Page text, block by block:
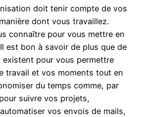
doit tenir compte de vos
dont vous travaillez.
connaître pour vous mettre en
est bon à savoir de plus que de
existent pour vous permettre
travail et vos moments tout en
du temps comme, par
suivre vos projets,
vos envois de mails,